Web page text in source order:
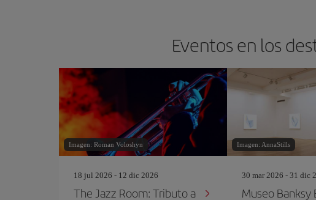
Eventos en los
Imagen: Roman Voloshyn
18 jul 2026 - 12 dic 2026
The Jazz Room: Tributo a
Imagen: AnnaStills
30 mar 2026 - 31 dic
Museo Banksy